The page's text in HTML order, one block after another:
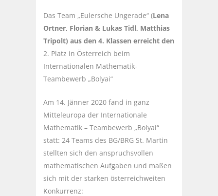
Das Team „Eulersche Ungerade“ (Lena
Ortner, Florian & Lukas Tidl, Matthias
Tripolt) aus den 4. Klassen erreicht den
2. Platz in Österreich beim
Internationalen Mathematik-
Teambewerb „Bolyai“
Am 14. Jänner 2020 fand in ganz
Mitteleuropa der Internationale
Mathematik – Teambewerb „Bolyai“
statt: 24 Teams des BG/BRG St. Martin
stellten sich den anspruchsvollen
mathematischen Aufgaben und maßen
sich mit der starken österreichweiten
Konkurrenz: